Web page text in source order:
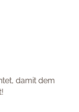
damit dem